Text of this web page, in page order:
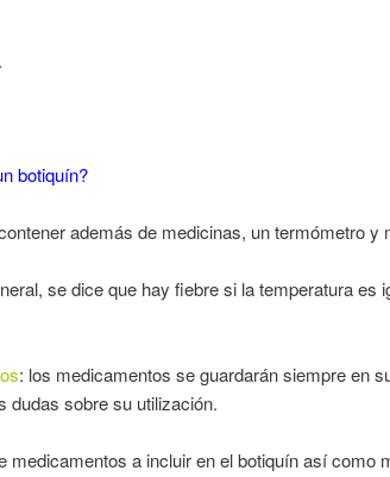
.
botiquín?
además de medicinas, un termómetro y
se dice que hay fiebre si la temperatura es
: los medicamentos se guardarán siempre en
dudas sobre su utilización.
medicamentos a incluir en el botiquín así